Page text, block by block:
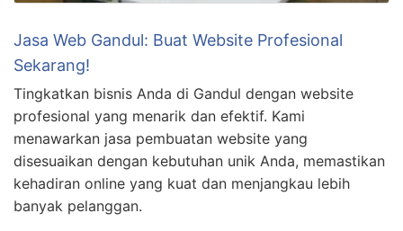
Jasa Web Gandul: Buat Website Profesional
Sekarang!
Tingkatkan bisnis Anda di Gandul dengan website
profesional yang menarik dan efektif. Kami
menawarkan jasa pembuatan website yang
disesuaikan dengan kebutuhan unik Anda, memastikan
kehadiran online yang kuat dan menjangkau lebih
banyak pelanggan.